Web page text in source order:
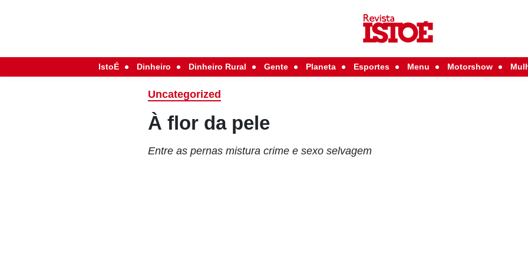
IstoÉ Dinheiro Dinheiro Rural Gente Planeta Esportes Menu Motorshow
Uncategorized
À flor da pele
Entre as pernas mistura crime e sexo selvagem